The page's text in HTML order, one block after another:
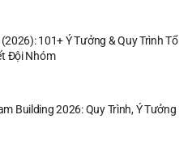
101+ Ý Tưởng & Quy Trình Tổ
Đội Nhóm
Building 2026: Quy Trình, Ý Tưởng